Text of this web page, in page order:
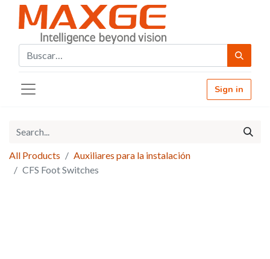
Sign in
All Products
Auxiliares para la instalación
CFS Foot Switches